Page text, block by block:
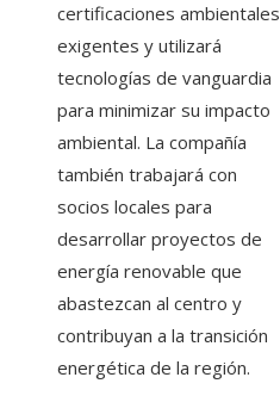
certificaciones ambientales
exigentes y utilizará
tecnologías de vanguardia
para minimizar su impacto
ambiental. La compañía
también trabajará con
socios locales para
desarrollar proyectos de
energía renovable que
abastezcan al centro y
contribuyan a la transición
energética de la región.​